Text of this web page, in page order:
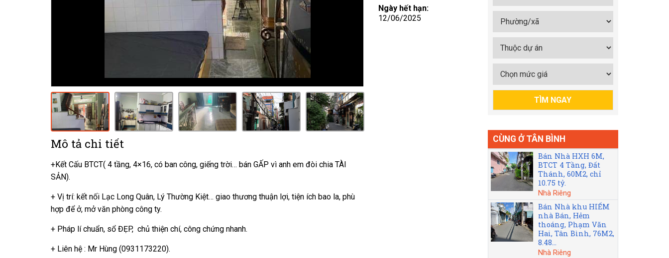
Mô tả chi tiết
+Kết Cấu BTCT( 4 tầng, 4×16, có ban công, giếng trời… bán GẤP vì anh em đòi chia TÀI
SẢN).
+ Vị trí: kết nối Lạc Long Quân, Lý Thường Kiệt… giao thương thuận lợi, tiện ích bao la, phù
hợp để ở, mở văn phòng công ty.
+ Pháp lí chuẩn, sổ ĐẸP, chủ thiện chí, công chứng nhanh.
+ Liên hệ : Mr Hùng (0931173220).
Ngày hết hạn:
12/06/2025
CÙNG Ở TÂN BÌNH
Bán Nhà HXH 6M,
BTCT 4 Tầng, Đất
Thánh, 60M2, chỉ
10.75 tỷ.
Nhà Riêng
Bán Nhà khu HIẾM
nhà Bán, Hẻm
thoáng, Phạm Văn
Hai, Tân Bình, 76M2,
8.48...
Nhà Riêng